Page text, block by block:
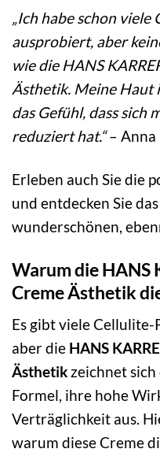
„Ich habe schon
ausprobiert, aber
wie die HANS
Ästhetik. Meine Haut
das Gefühl, dass sich
reduziert hat.“– Anna
Erleben auch Sie die
und entdecken Sie
wunderschönen,
Warum die HANS
Creme Ästhetik
Es gibt viele
aber die HANS
Ästhetik zeichnet
Formel, ihre hohe
Verträglichkeit aus.
warum diese Creme